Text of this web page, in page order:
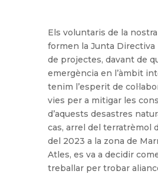
Els voluntaris de la
formen la Junta Directiva
de projectes, davant de
emergència en l’àmbit
tenim l’esperit de
vies per a mitigar les
d’aquests desastres
cas, arrel del terratrèmol
del 2023 a la zona de
Atles, es va a decidir
treballar per trobar